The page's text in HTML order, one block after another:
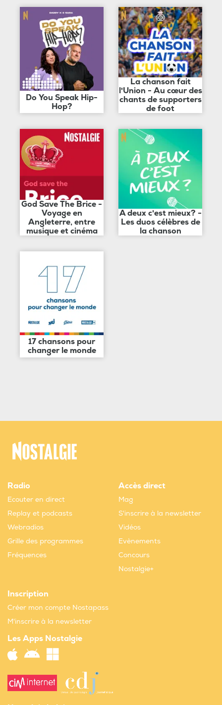
Do You Speak Hip-
Hop?
La chanson fait
l'Union - Au cœur des
chants de supporters
de foot
God Save The Brice -
Voyage en
Angleterre, entre
musique et cinéma
A deux c'est mieux? -
Les duos célèbres de
la chanson
17 chansons pour
changer le monde
Radio
Ecouter en direct
Replay et podcasts
Webradios
Grille des programmes
Fréquences
Accès direct
Mag
S'inscrire à la newsletter
Vidéos
Evènements
Concours
Nostalgie+
Inscription
Créer mon compte Nostapass
M'inscrire à la newsletter
Les Apps Nostalgie